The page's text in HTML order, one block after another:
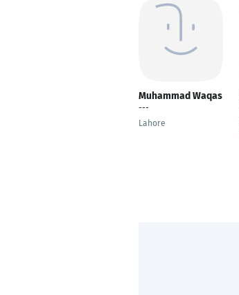
Muhammad Waqas
---
Lahore